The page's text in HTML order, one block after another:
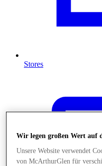
Stores
Wir legen großen Wert auf
Unsere Website verwendet
von McArthurGlen für